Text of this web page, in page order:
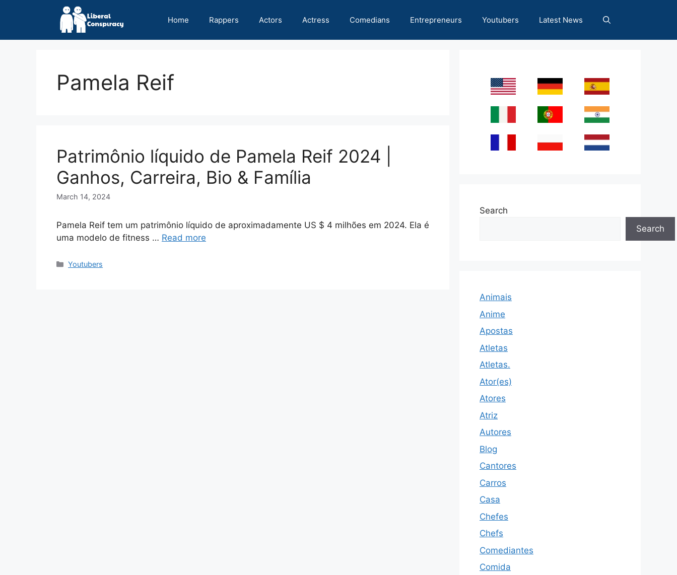
Home Rappers Actors Actress Comedians Entrepreneurs Youtubers Latest News
Pamela Reif
Patrimônio líquido de Pamela Reif 2024 |
Ganhos, Carreira, Bio & Família
March 14, 2024
Pamela Reif tem um patrimônio líquido de aproximadamente US $ 4 milhões em 2024. Ela é
uma modelo de fitness … Read more
Categories
Youtubers
Search
Search
Animais
Anime
Apostas
Atletas
Atletas.
Ator(es)
Atores
Atriz
Autores
Blog
Cantores
Carros
Casa
Chefes
Chefs
Comediantes
Comida